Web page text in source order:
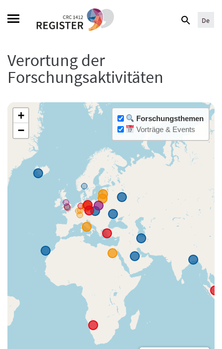
Search
De
Verortung der
Forschungsaktivitäten
+
−
Forschungsthemen
Vorträge & Events